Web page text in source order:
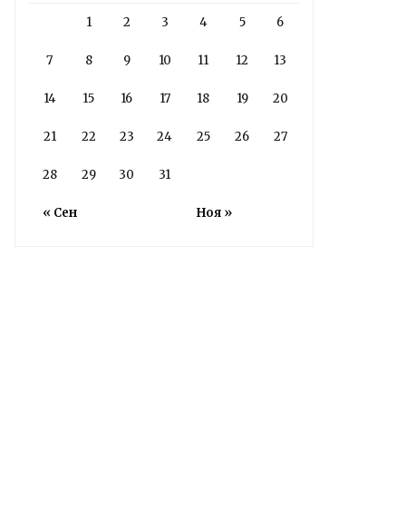
« Сен Ноя »
1 2 3 4 5 6
7 8 9 10 11 12 13
14 15 16 17 18 19 20
21 22 23 24 25 26 27
28 29 30 31
Read More